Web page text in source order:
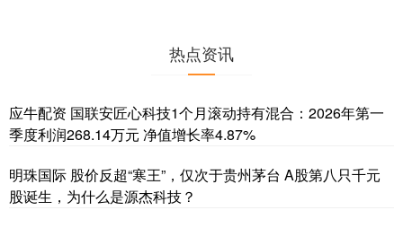
热点资讯
应牛配资 国联安匠心科技1个月滚动持有混合：2026年第一
季度利润268.14万元 净值增长率4.87%
明珠国际 股价反超“寒王”，仅次于贵州茅台 A股第八只千元
股诞生，为什么是源杰科技？